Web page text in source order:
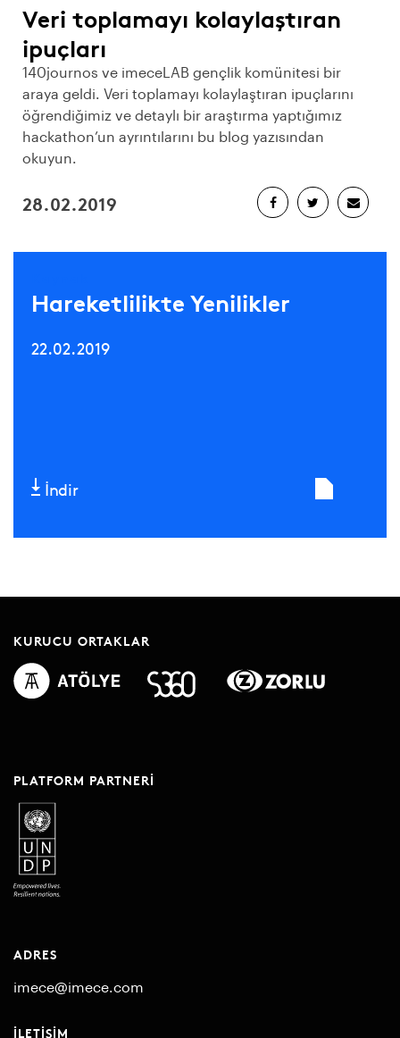
Veri toplamayı kolaylaştıran
ipuçları
140journos ve imeceLAB gençlik komünitesi bir
araya geldi. Veri toplamayı kolaylaştıran ipuçlarını
öğrendiğimiz ve detaylı bir araştırma yaptığımız
hackathon’un ayrıntılarını bu blog yazısından
okuyun.
28.02.2019
Hareketlilikte Yenilikler
22.02.2019
İndir
KURUCU ORTAKLAR
PLATFORM PARTNERI
ADRES
imece@imece.com
İLETIŞIM